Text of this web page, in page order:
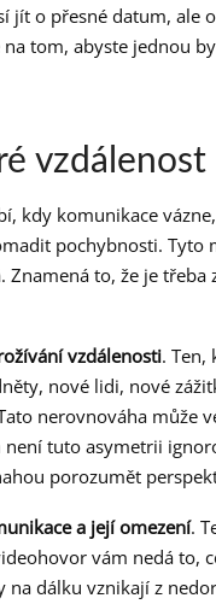
jít o přesné datum, ale
tom, abyste jednou
vzdálenost
kdy komunikace
pochybnosti. Tyto
Znamená to, že je
vzdálenosti. Ten,
nové lidi, nové
nerovnováha může
tuto asymetrii
porozumět
a její omezení.
vám nedá to,
dálku vznikají z